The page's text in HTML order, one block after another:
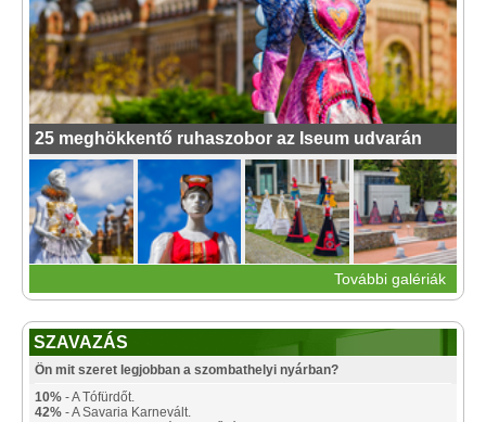
25 meghökkentő ruhaszobor az Iseum udvarán
További galériák
SZAVAZÁS
Ön mit szeret legjobban a szombathelyi nyárban?
10% - A Tófürdőt.
42% - A Savaria Karnevált.